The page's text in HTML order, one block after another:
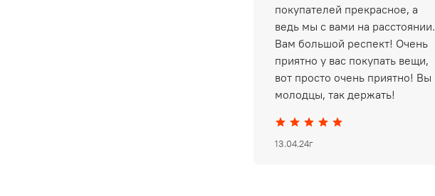
покупателей прекрасное, а
ведь мы с вами на расстоянии.
Вам большой респект! Очень
приятно у вас покупать вещи,
вот просто очень приятно! Вы
молодцы, так держать!
13.04.24г